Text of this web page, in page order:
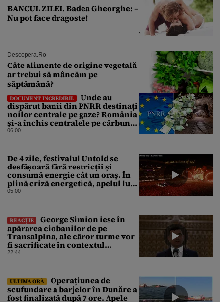
BANCUL ZILEI. Badea Gheorghe: –
Nu pot face dragoste!
Descopera.ro
Câte alimente de origine vegetală
ar trebui să mâncăm pe
săptămână?
DOCUMENT INCREDIBIL
Unde au
dispărut banii din PNRR destinați
noilor centrale pe gaze? România
și-a închis centralele pe cărbune
în ritm galopant, dar nu a pus
06:00
De 4 zile, festivalul Untold se
desfășoară fără restricții și
consumă energie cât un oraș. În
plină criză energetică, apelul lui
Bolojan de economisire a
partid, Emil Boc
05:00
REACȚIE
George Simion iese în
apărarea ciobanilor de pe
Transalpina, ale căror turme vor
fi sacrificate în contextul
focarului de variolă ovină
22:44
ULTIMA ORĂ
Operațiunea de
scufundare a barjelor în Dunăre a
fost finalizată după 7 ore. Apele